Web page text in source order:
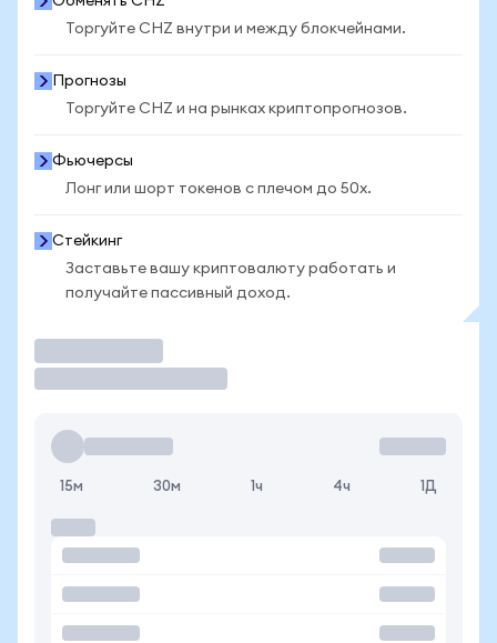
Торгуйте CHZ внутри и между блокчейнами.
Прогнозы
Торгуйте CHZ и на рынках криптопрогнозов.
Фьючерсы
Лонг или шорт токенов с плечом до 50x.
Стейкинг
Заставьте вашу криптовалюту работать и
получайте пассивный доход.
15м 30м 1ч 4ч 1Д